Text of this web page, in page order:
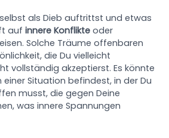
als Dieb auftrittst und etwas
aufinnere Konflikte oder
Solche Träume offenbaren
die Du vielleicht
vollständig akzeptierst. Es könnte
einer Situation befindest, in der Du
musst, die gegen Deine
was innere Spannungen